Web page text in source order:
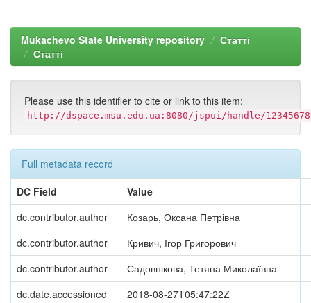
Mukachevo State University repository
Статті
Статті
Please use this identifier to cite or link to this item:
http://dspace.msu.edu.ua:8080/jspui/handle/
Full metadata record
DC Field
Value
dc.contributor.author
Козарь, Оксана Петрівна
dc.contributor.author
Кривич, Ігор Григорович
dc.contributor.author
Садовнікова, Тетяна Миколаївна
dc.date.accessioned
2018-08-27T05:47:22Z